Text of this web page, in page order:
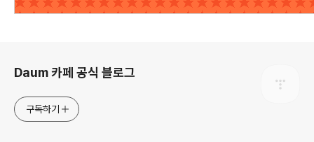
Daum 카페 공식 블로그
구독하기